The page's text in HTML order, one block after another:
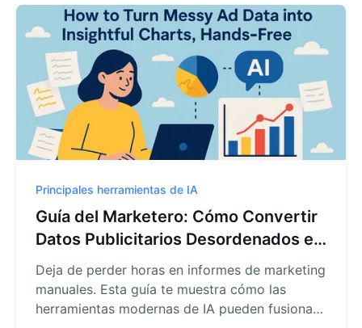
Principales herramientas de IA
Guía del Marketero: Cómo Convertir
Datos Publicitarios Desordenados en
Gráficos Reveladores, Sin Esfuerzo
Deja de perder horas en informes de marketing
manuales. Esta guía te muestra cómo las
herramientas modernas de IA pueden fusionar